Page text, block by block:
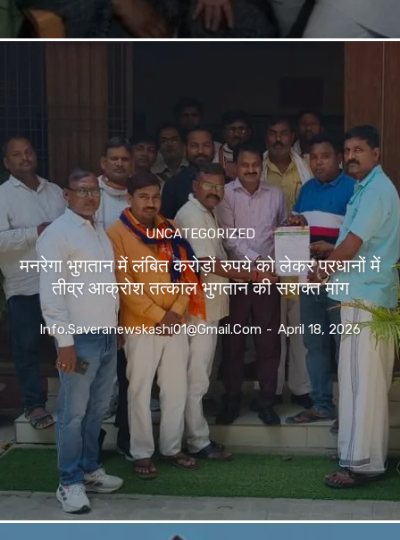
UNCATEGORIZED
मनरेगा भुगतान में लंबित करोड़ों रुपये को लेकर प्रधानों में
तीव्र आक्रोश तत्काल भुगतान की सशक्त मांग
Info.saveranewskashi01@gmail.com - April 18, 2026